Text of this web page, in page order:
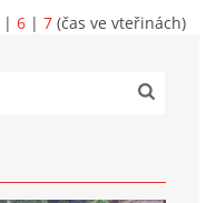
Nahoru ↑
| 6 | 7 (čas ve vteřinách)